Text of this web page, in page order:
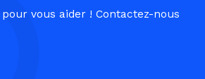
vous aider ! Contactez-nous